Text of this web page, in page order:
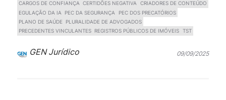
CARGOS DE CONFIANÇA CERTIDÕES NEGATIVA
CRIADORES DE CONTEÚDO
EGULAÇÃO DA IA
PEC DA SEGURANÇA
PEC DOS PRECATÓRIOS
PLANO DE SAÚDE
PLURALIDADE DE ADVOGADOS
PRECEDENTES VINCULANTES
REGISTROS PÚBLICOS DE IMÓVEIS TST
GEN Jurídico 09/09/2025